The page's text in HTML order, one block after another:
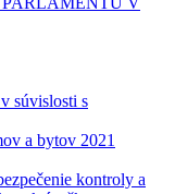
súvislosti s
a bytov 2021
kontroly a